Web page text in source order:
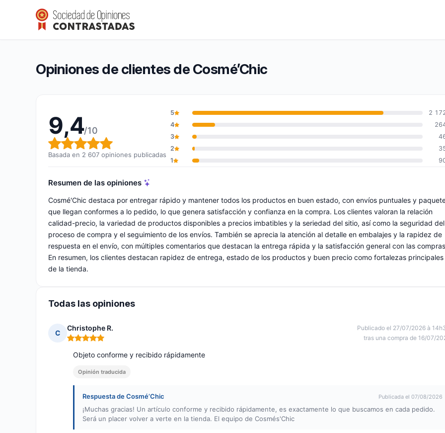
Cosmé’Chic
Calificación global: 9,4 de 10
9,4/10(2 607 opiniones)
Opiniones de clientes de Cosmé’Chic
9,4/10
Calificación global: 9,4 de 10
Basada en 2 607 opiniones publicadas
5
2
4
3
2
1
Resumen de las opiniones
Cosmé'Chic destaca por entregar rápido y mantener todos los productos en buen estado, con envíos puntuales y
que llegan conformes a lo pedido, lo que genera satisfacción y confianza en la compra. Los clientes valoran la relación
calidad-precio, la variedad de productos disponibles a precios imbatibles y la seriedad del sitio, así como la seguridad del
proceso de compra y el seguimiento de los envíos. También se aprecia la atención al detalle en embalajes y la rapidez de
respuesta en el envío, con múltiples comentarios que destacan la entrega rápida y la satisfacción general con las
En resumen, los clientes destacan rapidez de entrega, estado de los productos y buen precio como fortalezas principales
de la tienda.
Todas las opiniones
C
Christophe R.
Nota: 5 de 5
Publicado el 27/07/2026 à
tras una compra de 16/07/
Objeto conforme y recibido rápidamente
Opinión traducida
Respuesta de Cosmé’Chic Publicada el 07/08/2026
¡Muchas gracias! Un artículo conforme y recibido rápidamente, es exactamente lo que buscamos en cada pedido.
Será un placer volver a verte en la tienda. El equipo de Cosmés'Chic